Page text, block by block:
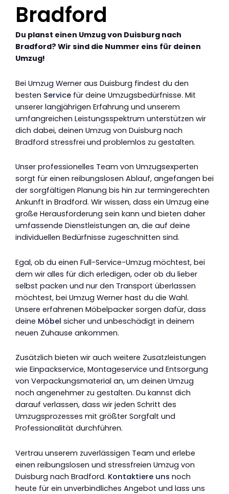
Bradford
Du planst einen Umzug von Duisburg nach
Bradford? Wir sind die Nummer eins für deinen
Umzug!
Bei Umzug Werner aus Duisburg findest du den
besten Service für deine Umzugsbedürfnisse. Mit
unserer langjährigen Erfahrung und unserem
umfangreichen Leistungsspektrum unterstützen wir
dich dabei, deinen Umzug von Duisburg nach
Bradford stressfrei und problemlos zu gestalten.
Unser professionelles Team von Umzugsexperten
sorgt für einen reibungslosen Ablauf, angefangen bei
der sorgfältigen Planung bis hin zur termingerechten
Ankunft in Bradford. Wir wissen, dass ein Umzug eine
große Herausforderung sein kann und bieten daher
umfassende Dienstleistungen an, die auf deine
individuellen Bedürfnisse zugeschnitten sind.
Egal, ob du einen Full-Service-Umzug möchtest, bei
dem wir alles für dich erledigen, oder ob du lieber
selbst packen und nur den Transport überlassen
möchtest, bei Umzug Werner hast du die Wahl.
Unsere erfahrenen Möbelpacker sorgen dafür, dass
deine Möbel sicher und unbeschädigt in deinem
neuen Zuhause ankommen.
Zusätzlich bieten wir auch weitere Zusatzleistungen
wie Einpackservice, Montageservice und Entsorgung
von Verpackungsmaterial an, um deinen Umzug
noch angenehmer zu gestalten. Du kannst dich
darauf verlassen, dass wir jeden Schritt des
Umzugsprozesses mit größter Sorgfalt und
Professionalität durchführen.
Vertrau unserem zuverlässigen Team und erlebe
einen reibungslosen und stressfreien Umzug von
Duisburg nach Bradford. Kontaktiere uns noch
heute für ein unverbindliches Angebot und lass uns